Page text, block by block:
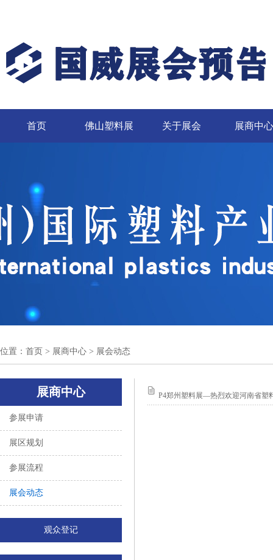
首页 佛山塑料展 关于展会 展商中心
位置： 首页 > 展商中心 > 展会动态
展商中心
参展申请
展区规划
参展流程
展会动态
观众登记
P4郑州塑料展—热烈欢迎河南省塑